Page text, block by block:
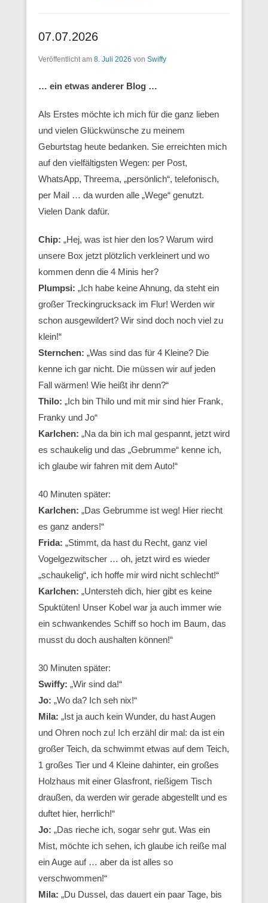
07.07.2026
Veröffentlicht am 8. Juli 2026 von Swiffy
… ein etwas anderer Blog …
Als Erstes möchte ich mich für die ganz lieben
und vielen Glückwünsche zu meinem
Geburtstag heute bedanken. Sie erreichten mich
auf den vielfältigsten Wegen: per Post,
WhatsApp, Threema, „persönlich“, telefonisch,
per Mail … da wurden alle „Wege“ genutzt.
Vielen Dank dafür.
Chip: „Hej, was ist hier den los? Warum wird
unsere Box jetzt plötzlich verkleinert und wo
kommen denn die 4 Minis her?
Plumpsi: „Ich habe keine Ahnung, da steht ein
großer Treckingrucksack im Flur! Werden wir
schon ausgewildert? Wir sind doch noch viel zu
klein!“
Sternchen: „Was sind das für 4 Kleine? Die
kenne ich gar nicht. Die müssen wir auf jeden
Fall wärmen! Wie heißt ihr denn?“
Thilo: „Ich bin Thilo und mit mir sind hier Frank,
Franky und Jo“
Karlchen: „Na da bin ich mal gespannt, jetzt wird
es schaukelig und das „Gebrumme“ kenne ich,
ich glaube wir fahren mit dem Auto!“
40 Minuten später:
Karlchen: „Das Gebrumme ist weg! Hier riecht
es ganz anders!“
Frida: „Stimmt, da hast du Recht, ganz viel
Vogelgezwitscher … oh, jetzt wird es wieder
„schaukelig“, ich hoffe mir wird nicht schlecht!“
Karlchen: „Untersteh dich, hier gibt es keine
Spuktüten! Unser Kobel war ja auch immer wie
ein schwankendes Schiff so hoch im Baum, das
musst du doch aushalten können!“
30 Minuten später:
Swiffy: „Wir sind da!“
Jo: „Wo da? Ich seh nix!“
Mila: „Ist ja auch kein Wunder, du hast Augen
und Ohren noch zu! Ich erzähl dir mal: da ist ein
großer Teich, da schwimmt etwas auf dem Teich,
1 großes Tier und 4 Kleine dahinter, ein großes
Holzhaus mit einer Glasfront, rießigem Tisch
draußen, da werden wir gerade abgestellt und es
duftet hier, herrlich!“
Jo: „Das rieche ich, sogar sehr gut. Was ein
Mist, möchte ich sehen, ich glaube ich reiße mal
ein Auge auf … aber da ist alles so
verschwommen!“
Mila: „Du Dussel, das dauert ein paar Tage, bis